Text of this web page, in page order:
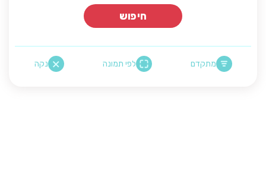
חיפוש
מתקדם לפי תמונה נקה